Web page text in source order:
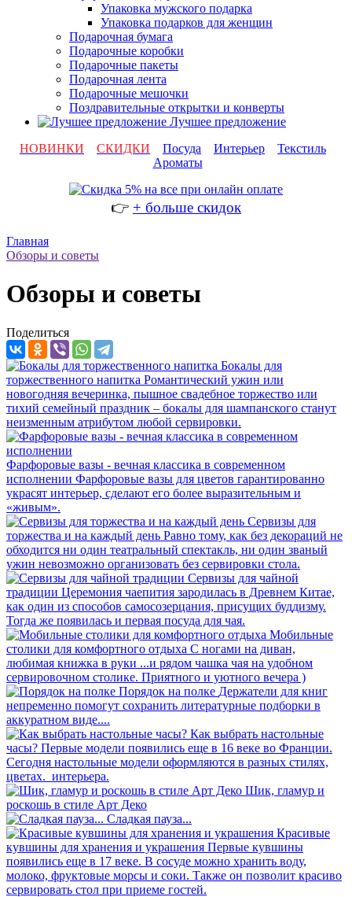
Упаковка мужского подарка
Упаковка подарков для женщин
Подарочная бумага
Подарочные коробки
Подарочные пакеты
Подарочная лента
Подарочные мешочки
Поздравительные открытки и конверты
Лучшее предложение
НОВИНКИ
СКИДКИ Посуда Интерьер
Текстиль
Ароматы
👉 + больше скидок
Главная
Обзоры и советы
Обзоры и советы
Поделиться
Бокалы для
торжественного напитка Романтический ужин или
новогодняя вечеринка, пышное свадебное торжество или
тихий семейный праздник – бокалы для шампанского станут
неизменным атрибутом любой сервировки.
Фарфоровые вазы - вечная классика в современном
исполнении Фарфоровые вазы для цветов гарантированно
украсят интерьер, сделают его более выразительным и
«живым».
Сервизы для
торжества и на каждый день Равно тому, как без декораций не
обходится ни один театральный спектакль, ни один званый
ужин невозможно организовать без сервировки стола.
Сервизы для чайной
традиции Церемония чаепития зародилась в Древнем Китае,
как один из способов самосозерцания, присущих буддизму.
Тогда же появилась и первая посуда для чая.
Мобильные
столики для комфортного отдыха С ногами на диван,
любимая книжка в руки ...и рядом чашка чая на удобном
сервировочном столике. Приятного и уютного вечера )
Порядок на полке Держатели для книг
непременно помогут сохранить литературные подборки в
аккуратном виде....
Как выбрать настольные
часы? Первые модели появились еще в 16 веке во Франции.
Сегодня настольные модели оформляются в разных стилях,
цветах. интерьера.
Шик, гламур и
роскошь в стиле Арт Деко
Сладкая пауза...
Красивые
кувшины для хранения и украшения Первые кувшины
появились еще в 17 веке. В сосуде можно хранить воду,
молоко, фруктовые морсы и соки. Также он позволит красиво
сервировать стол при приеме гостей.